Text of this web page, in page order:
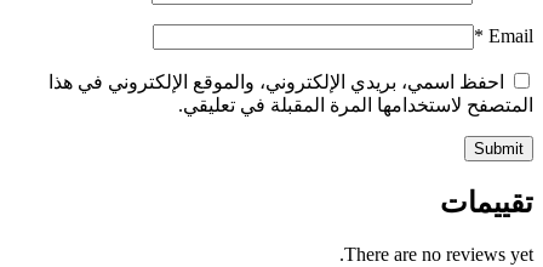
Email
*
احفظ اسمي، بريدي الإلكتروني، والموقع الإلكتروني في هذا
المتصفح لاستخدامها المرة المقبلة في تعليقي.
تقييمات
There are no reviews yet.